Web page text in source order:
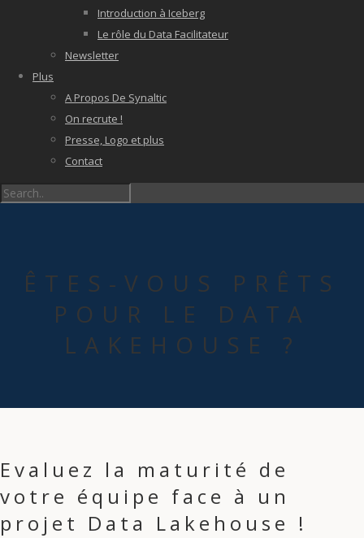
Introduction à Iceberg
Le rôle du Data Facilitateur
Newsletter
Plus
A Propos De Synaltic
On recrute !
Presse, Logo et plus
Contact
ÊTES-VOUS PRÊTS
POUR LE DATA
LAKEHOUSE ?
Evaluez la maturité de
votre équipe face à un
projet Data Lakehouse !